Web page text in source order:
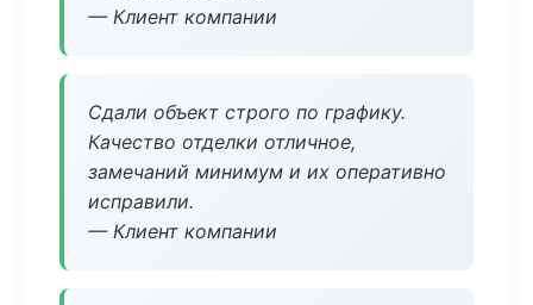
— Клиент компании
Сдали объект строго по графику.
Качество отделки отличное,
замечаний минимум и их оперативно
исправили.
— Клиент компании